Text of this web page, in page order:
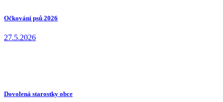
Očkování psů 2026
27.5.2026
Dovolená starostky obce